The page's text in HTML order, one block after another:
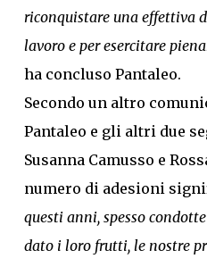
riconquistare una effettiva
lavoro e per esercitare
ha concluso Pantaleo.
Secondo un altro
Pantaleo e gli altri due
Susanna Camusso e
numero di adesioni
questi anni, spesso
dato i loro frutti, le nostre